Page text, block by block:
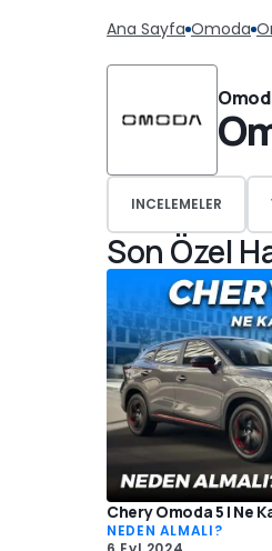
Ana Sayfa Omoda
INCELEMELER
Son Özel
Chery Omoda 5 | Ne
NEDEN ALMALI?